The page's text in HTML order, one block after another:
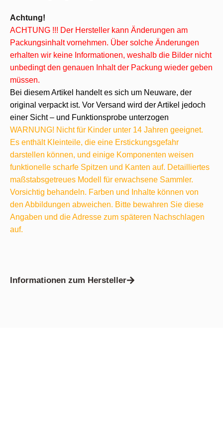
Achtung!
ACHTUNG !!! Der Hersteller kann Änderungen am
Packungsinhalt vornehmen. Über solche Änderungen
erhalten wir keine Informationen, weshalb die Bilder nicht
unbedingt den genauen Inhalt der Packung wieder geben
müssen.
Bei diesem Artikel handelt es sich um Neuware, der
original verpackt ist. Vor Versand wird der Artikel jedoch
einer Sicht – und Funktionsprobe unterzogen
WARNUNG! Nicht für Kinder unter 14 Jahren geeignet.
Es enthält Kleinteile, die eine Erstickungsgefahr
darstellen können, und einige Komponenten weisen
funktionelle scharfe Spitzen und Kanten auf. Detailliertes
maßstabsgetreues Modell für erwachsene Sammler.
Vorsichtig behandeln. Farben und Inhalte können von
den Abbildungen abweichen. Bitte bewahren Sie diese
Angaben und die Adresse zum späteren Nachschlagen
auf.
Informationen zum Hersteller